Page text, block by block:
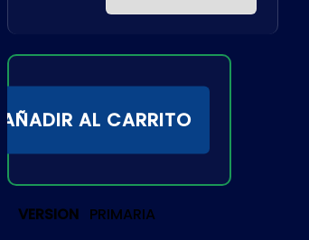
AÑADIR AL CARRITO
VERSION PRIMARIA